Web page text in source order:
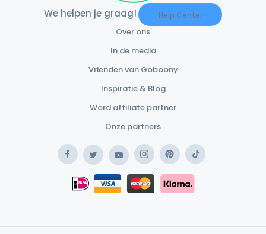
We helpen je graag! Help Center
Over ons
In de media
Vrienden van Goboony
Inspiratie & Blog
Word affiliate partner
Onze partners
FacebookTwitterYouTubeInstagramPinterestTikTok
iDEAL
Safe Payment Card
Safe Payment Klarna